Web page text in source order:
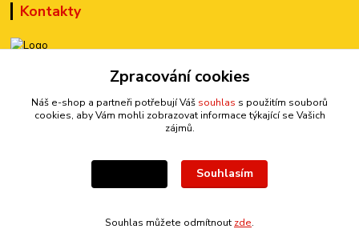
Kontakty
+420 777 899 301
sedmi@kraska1.cz
Zpracování cookies
Náš e-shop a partneři potřebují Váš souhlas s použitím souborů
cookies, aby Vám mohli zobrazovat informace týkající se Vašich
zájmů.
Souhlasím
Souhlas můžete odmítnout zde.